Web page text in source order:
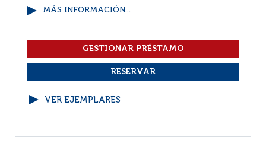
MÁS INFORMACIÓN...
VER EJEMPLARES